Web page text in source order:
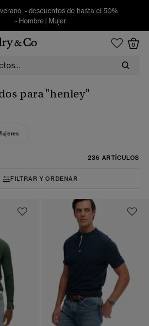
- descuentos de hasta el 50%
- Hombre| Mujer
0
para"henley"
236 ARTÍCULOS
FILTRAR Y ORDENAR